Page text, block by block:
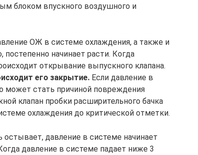
блоком впускного воздушного и
ОЖ в системе охлаждения, а также и
начинает расти. Когда
открывание выпускного клапана.
его закрытие. Если давление в
может стать причиной повреждения
клапан пробки расширительного бачка
охлаждения до критической отметки.
остывает, давление в системе начинает
давление в системе падает ниже 3